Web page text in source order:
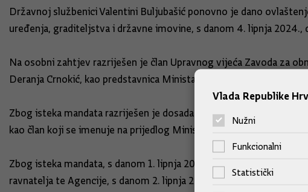
Državnoj službenici Valentini Buljubašić ponovno je dano
uređenja, graditeljstva i državne imovine, s danom 4. lipnja
Na osobni zahtjev razriješen je član Upravnog vijeća Zavoda za
Deranja Crnokić, kao predstavnica Ministarstva kulture i medija.
Zbog isteka mandata razriješen je dosadašnji član Ravnateljstva
kao član koji se imenuje na prijedlog Ministarstva kulture i medija.
Zbog isteka mandata, s danom 1. lipnja 2024. razriješen je
ravnatelja te Agencije, s danom 2. lipnja 2024.
Vlada Republike
Nužni
Funkcionalni
Statistički